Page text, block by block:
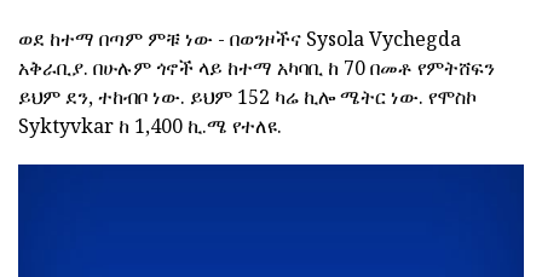
ወደ ከተማ በጣም ምቹ ነው - በወንዞችና Sysola Vychegda
አቅራቢያ. በሁሉም ጎኖች ላይ ከተማ አካባቢ ከ 70 በመቶ የምትሸፍን
ይህም ደን, ተከብቦ ነው. ይህም 152 ካሬ ኪሎ ሜትር ነው. የሞስኮ
Syktyvkar ከ 1,400 ኪ.ሜ የተለዩ.